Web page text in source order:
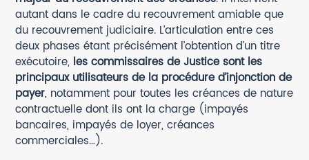
autant dans le cadre du recouvrement amiable que
du recouvrement judiciaire. L’articulation entre ces
deux phases étant précisément l’obtention d’un titre
exécutoire, les commissaires de Justice sont les
principaux utilisateurs de la procédure d’injonction de
payer, notamment pour toutes les créances de nature
contractuelle dont ils ont la charge (impayés
bancaires, impayés de loyer, créances
commerciales…).